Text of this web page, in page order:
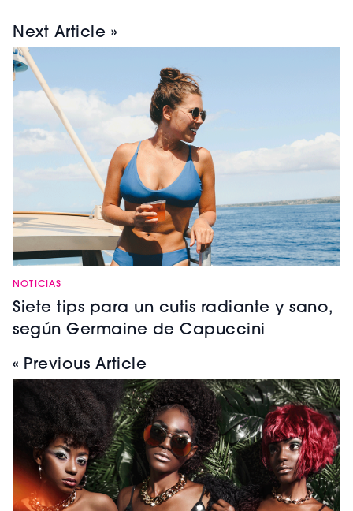
Next Article »
NOTICIAS
Siete tips para un cutis radiante y sano,
según Germaine de Capuccini
« Previous Article